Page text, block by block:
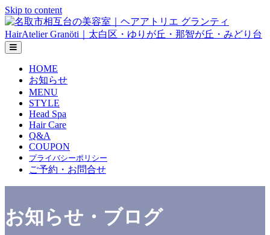
Skip to content
メニューの設定
HOME
お知らせ
MENU
STYLE
Head Spa
Hair Care
Q&A
COUPON
プライバシーポリシー
ご予約・お問合せ
お知らせ・ブログ